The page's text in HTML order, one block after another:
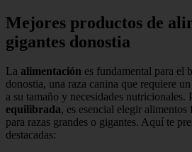
Mejores productos de
gigantes donostia
La alimentación es fundamental para el
donostia, una raza canina que requiere
a su tamaño y necesidades nutricionales.
equilibrada, es esencial elegir
para razas grandes o gigantes. Aquí te
destacadas: